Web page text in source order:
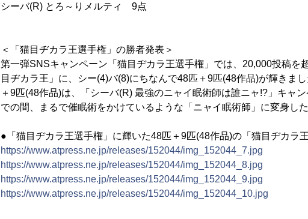
シーバ(R) とろ～りメルティ 9点
＜「猫目ヂカラ王選手権」の勝者発表＞
第一弾SNSキャンペーン「猫目ヂカラ王選手権」では、20,000投稿を
目ヂカラ王」に、シー(4)バ(8)にちなんで48匹＋9匹(48作品)が輝きま
＋9匹(48作品)は、「シーバ(R) 最強のニャイ眠術師は誰ニャ!?」キャ
での間、まるで催眠術をかけているような「ニャイ眠術師」に変身し
●「猫目ヂカラ王選手権」に輝いた48匹＋9匹(48作品)の「猫目ヂカラ
https://www.atpress.ne.jp/releases/152044/img_152044_7.jpg
https://www.atpress.ne.jp/releases/152044/img_152044_8.jpg
https://www.atpress.ne.jp/releases/152044/img_152044_9.jpg
https://www.atpress.ne.jp/releases/152044/img_152044_10.jpg